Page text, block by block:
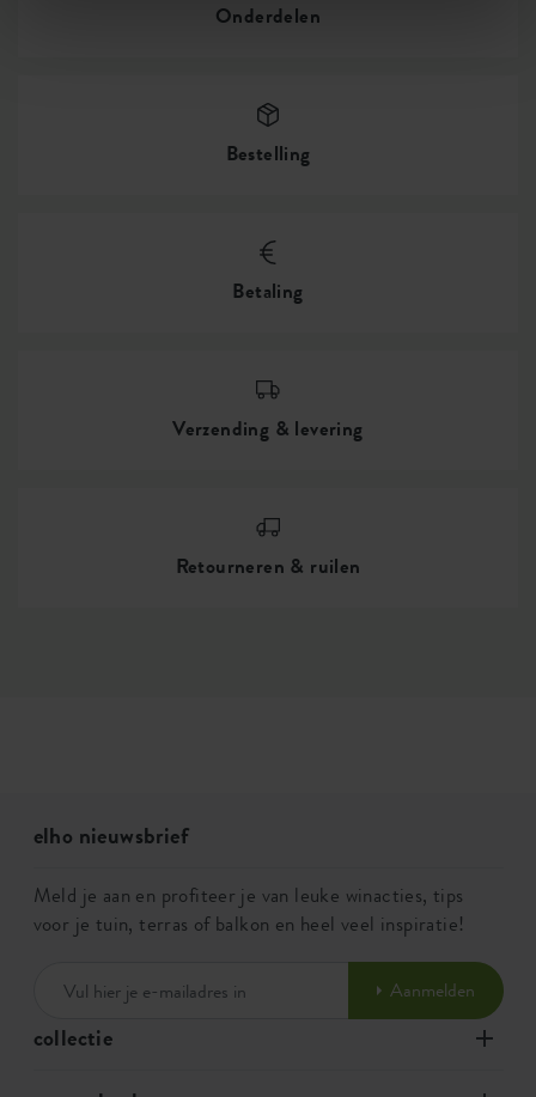
Onderdelen
Bestelling
Betaling
Verzending & levering
Retourneren & ruilen
collectie
elho nieuwsbrief
Meld je aan en profiteer je van leuke winacties, tips
voor je tuin, terras of balkon en heel veel inspiratie!
Aanmelden